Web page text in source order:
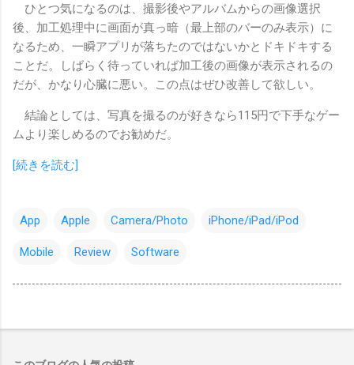
ひとつ気になるのは、撮影後やアルバムからの画像選択
後、加工処理中に画面が真っ暗（最上部のバーのみ表示）に
なるため、一瞬アプリが落ちたのではないかとドキドキする
ことだ。しばらく待っていれば加工後の画像が表示されるの
だが、かなり心臓に悪い。この点はぜひ改善して欲しい。
結論としては、写真を撮るのが好きなら115円で下手なゲー
ムより楽しめるのでお勧めだ。
[続きを読む]
App Apple Camera/Photo iPhone/iPad/iPod
Mobile Review Software